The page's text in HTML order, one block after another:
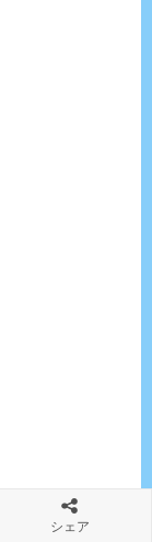
シェア